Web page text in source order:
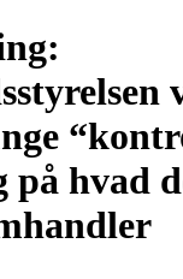
på hvad